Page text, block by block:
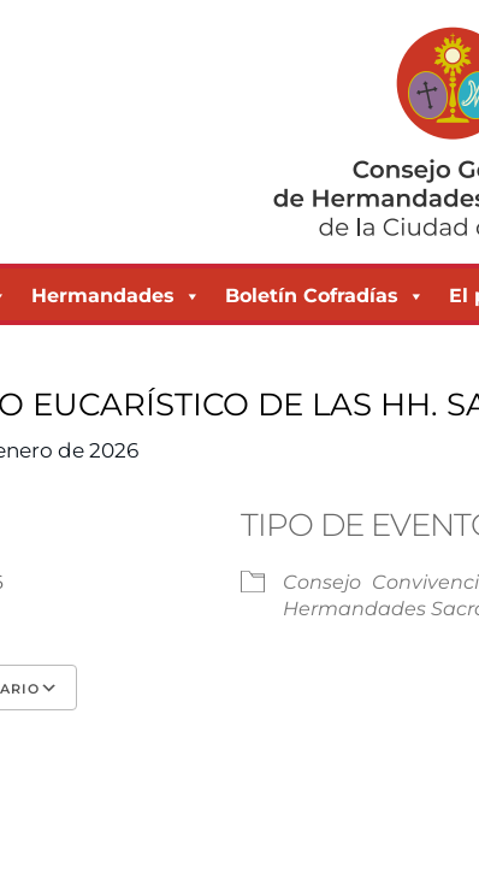
Hermandades Boletín Cofradías El
EUCARÍSTICO DE LAS HH.
de 2026
TIPO DE
Consejo
Hermandades